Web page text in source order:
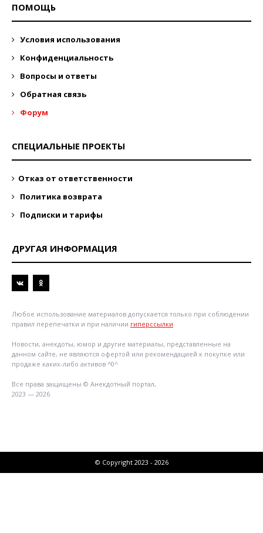
ПОМОЩЬ
Условия использования
Конфиденциальность
Вопросы и ответы
Обратная связь
Форум
СПЕЦИАЛЬНЫЕ ПРОЕКТЫ
Отказ от ответственности
Политика возврата
Подписки и тарифы
ДРУГАЯ ИНФОРМАЦИЯ
Любое использование материалов допускается только при соблюдении
правил перепечатки и при наличии гиперссылки
Новости, анекдоты, юмор и другие материалы, представленные на
данном сайте, не являются офертой или рекомендацией к покупке или
продаже каких-либо активов ^0^
Все права защищены © Анекдотный портал,
2023 — 2026
© Copyright 2023 - 2026